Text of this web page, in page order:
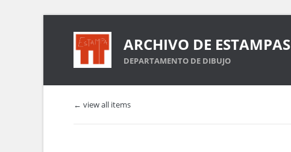
ARCHIVO DE ESTAMPAS
DEPARTAMENTO DE DIBUJO
← view all items